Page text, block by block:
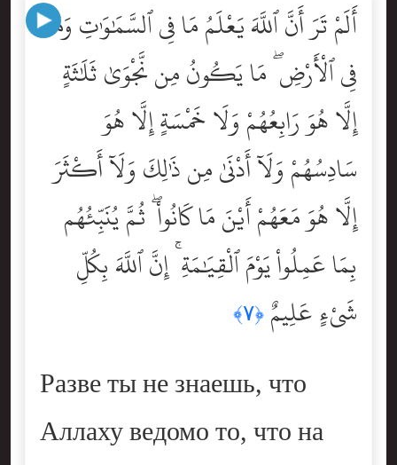
أَلَمْ تَرَ أَنَّ ٱللَّهَ يَعْلَمُ مَا فِى ٱلسَّمَٰوَٰتِ وَمَا
فِى ٱلْأَرْضِ ۖ مَا يَكُونُ مِن نَّجْوَىٰ ثَلَٰثَةٍ
إِلَّا هُوَ رَابِعُهُمْ وَلَا خَمْسَةٍ إِلَّا هُوَ
سَادِسُهُمْ وَلَآ أَدْنَىٰ مِن ذَٰلِكَ وَلَآ أَكْثَرَ
إِلَّا هُوَ مَعَهُمْ أَيْنَ مَا كَانُواْ ۖ ثُمَّ يُنَبِّئُهُم
بِمَا عَمِلُواْ يَوْمَ ٱلْقِيَٰمَةِ ۚ إِنَّ ٱللَّهَ بِكُلِّ
شَىْءٍ عَلِيمٌ ﴿٧﴾
Разве ты не знаешь, что
Аллаху ведомо то, что на